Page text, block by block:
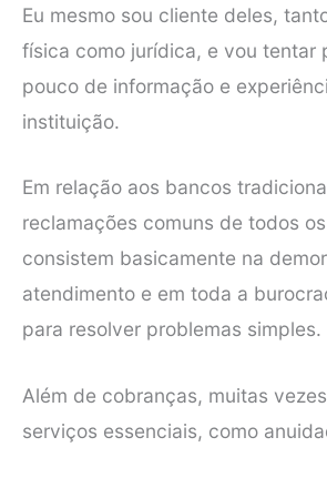
Eu mesmo sou cliente deles,
física como jurídica, e vou tentar
pouco de informação e
instituição.
Em relação aos bancos
reclamações comuns de todos
consistem basicamente na
atendimento e em toda a
para resolver problemas simples.
Além de cobranças, muitas vezes
serviços essenciais, como